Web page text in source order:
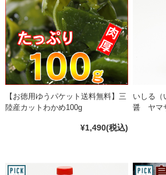
【お徳用ゆうパケット送料無料】三
陸産カットわかめ100g
¥1,490(税込)
いしる
醤 ヤマ